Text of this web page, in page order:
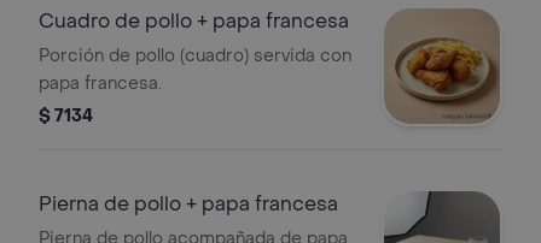
Cuadro de pollo + papa francesa
Porción de pollo (cuadro) servida con
papa francesa.
$ 7134
Pierna de pollo + papa francesa